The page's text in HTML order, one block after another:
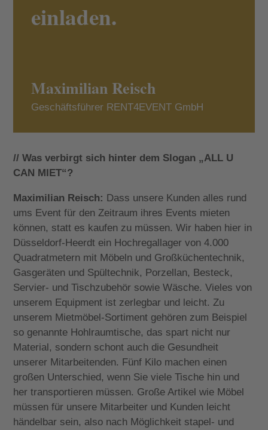
einladen.
Maximilian Reisch
Geschäftsführer RENT4EVENT GmbH
// Was verbirgt sich hinter dem Slogan „ALL U
CAN MIET“?
Maximilian Reisch: Dass unsere Kunden alles rund
ums Event für den Zeitraum ihres Events mieten
können, statt es kaufen zu müssen. Wir haben hier in
Düsseldorf-Heerdt ein Hochregallager von 4.000
Quadratmetern mit Möbeln und Großküchentechnik,
Gasgeräten und Spültechnik, Porzellan, Besteck,
Servier- und Tischzubehör sowie Wäsche. Vieles von
unserem Equipment ist zerlegbar und leicht. Zu
unserem Mietmöbel-Sortiment gehören zum Beispiel
so genannte Hohlraumtische, das spart nicht nur
Material, sondern schont auch die Gesundheit
unserer Mitarbeitenden. Fünf Kilo machen einen
großen Unterschied, wenn Sie viele Tische hin und
her transportieren müssen. Große Artikel wie Möbel
müssen für unsere Mitarbeiter und Kunden leicht
händelbar sein, also nach Möglichkeit stapel- und